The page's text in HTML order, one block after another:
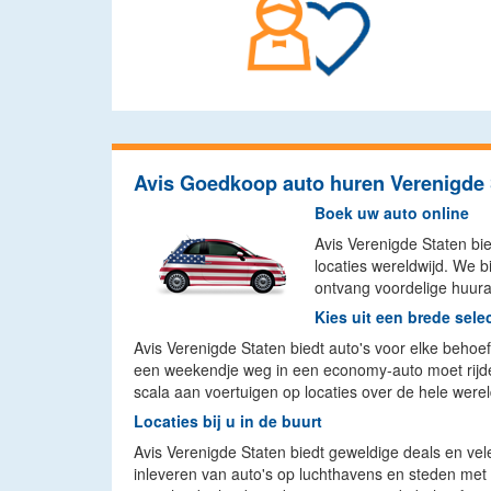
Avis Goedkoop auto huren Verenigde
Boek uw auto online
Avis Verenigde Staten
locaties wereldwijd. We
ontvang voordelige
Kies uit een brede
Avis Verenigde Staten biedt auto's voor elke
een weekendje weg in een economy-auto moet
scala aan voertuigen op locaties over de hele
Locaties bij u in de buurt
Avis Verenigde Staten biedt geweldige deals en
inleveren van auto's op luchthavens en steden